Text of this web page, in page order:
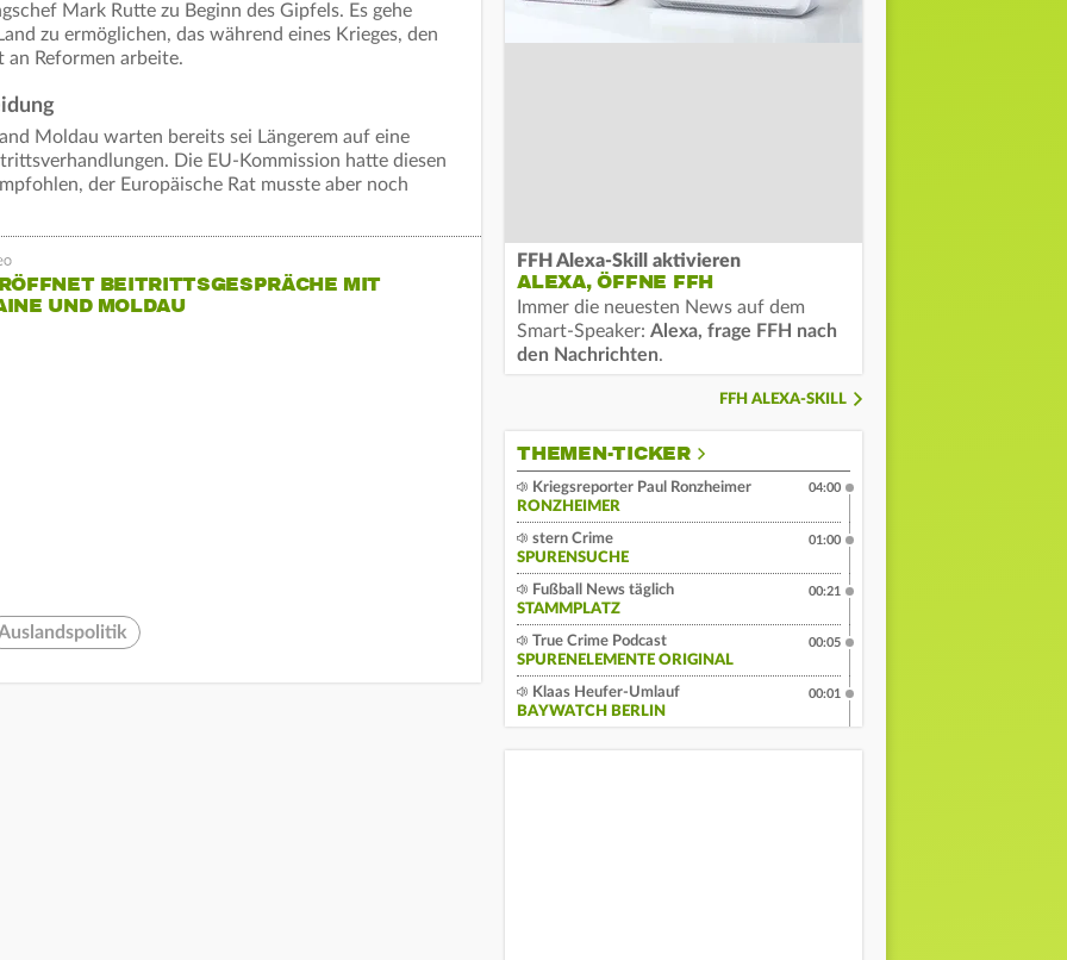
Mark Rutte zu Beginn des Gipfels. Es gehe
zu ermöglichen, das während eines Krieges, den
Reformen arbeite.
Moldau warten bereits sei Längerem auf eine
Die EU-Kommission hatte diesen
der Europäische Rat musste aber noch
BEITRITTSGESPRÄCHE MIT
UND MOLDAU
FFH Alexa-Skill aktivieren
ALEXA, ÖFFNE FFH
Immer die neuesten News auf dem
Smart-Speaker: Alexa, frage FFH nach
den Nachrichten.
FFH ALEXA-SKILL
THEMEN-TICKER
Kriegsreporter Paul Ronzheimer
RONZHEIMER
04:00
stern Crime
SPURENSUCHE
01:00
Fußball News täglich
STAMMPLATZ
00:21
True Crime Podcast
SPURENELEMENTE ORIGINAL
00:05
Klaas Heufer-Umlauf
BAYWATCH BERLIN
00:01